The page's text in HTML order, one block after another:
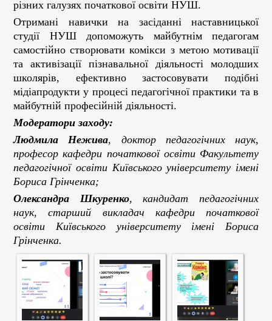
різних галузях початкової освіти НУШ.
Отримані навички на засіданні наставницької
студії НУШ допоможуть майбутнім педагогам
самостійно створювати комікси з метою мотивації
та активізації пізнавальної діяльності молодших
школярів, ефективно застосовувати подібні
мідіапродукти у процесі педагогічної практики та в
майбутній професійній діяльності.
Модератори заходу:
Людмила Нежива, доктор педагогічних наук,
професор кафедри початкової освіти Факультету
педагогічної освіти Київського університету імені
Бориса Грінченка;
Олександра Шкуренко, кандидат педагогічних
наук, старший викладач кафедри початкової
освіти Київського університету імені Бориса
Грінченка.